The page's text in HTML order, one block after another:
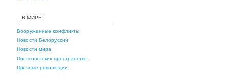
В МИРЕ
Вооруженные конфликты
Новости Белоруссии
Новости мира
Постсоветских пространство
Цветные революции